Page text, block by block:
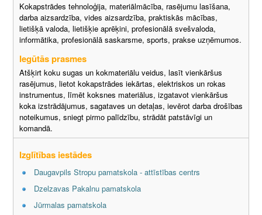
Kokapstrādes tehnoloģija, materiālmācība, rasējumu lasīšana,
darba aizsardzība, vides aizsardzība, praktiskās mācības,
lietišķā valoda, lietišķie aprēķini, profesionālā svešvaloda,
informātika, profesionālā saskarsme, sports, prakse uzņēmumos.
Iegūtās prasmes
Atšķirt koku sugas un kokmateriālu veidus, lasīt vienkāršus
rasējumus, lietot kokapstrādes iekārtas, elektriskos un rokas
instrumentus, līmēt koksnes materiālus, izgatavot vienkāršus
koka izstrādājumus, sagataves un detaļas, ievērot darba drošības
noteikumus, sniegt pirmo palīdzību, strādāt patstāvīgi un
komandā.
Izglītības iestādes
Daugavpils Stropu pamatskola - attīstības centrs
Dzelzavas Pakalnu pamatskola
Jūrmalas pamatskola